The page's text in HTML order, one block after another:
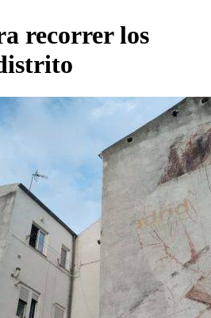
recorrer los